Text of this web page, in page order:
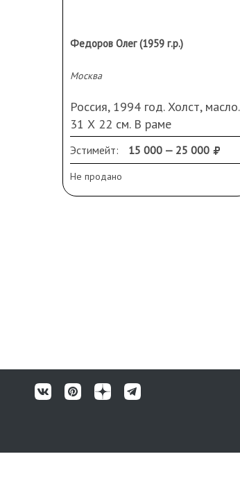
Федоров Олег (1959 г.р.)
Москва
Россия, 1994 год. Холст, масло.
31 Х 22 см. В раме
Эстимейт: 15 000 — 25 000
Не продано